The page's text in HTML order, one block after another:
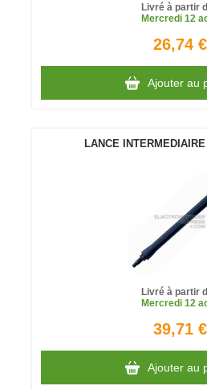
Livré à partir
Mercredi 12
26,74 €
Ajouter au
LANCE
Livré à partir
Mercredi 12
39,71 €
Ajouter au